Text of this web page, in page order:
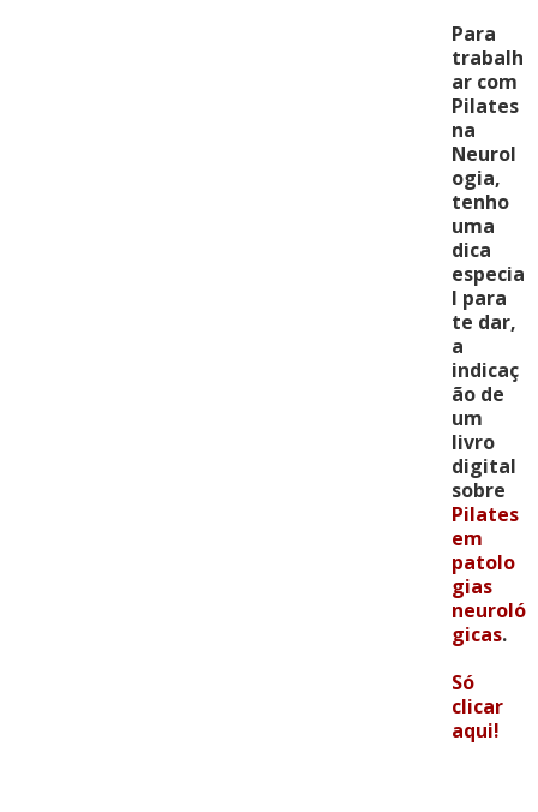
Para
trabalh
ar com
Pilates
na
Neurol
ogia,
tenho
uma
dica
especia
l para
te dar,
a
indicaç
ão de
um
livro
digital
sobre
Pilates
em
patolo
gias
neuroló
gicas.
Só
clicar
aqui!